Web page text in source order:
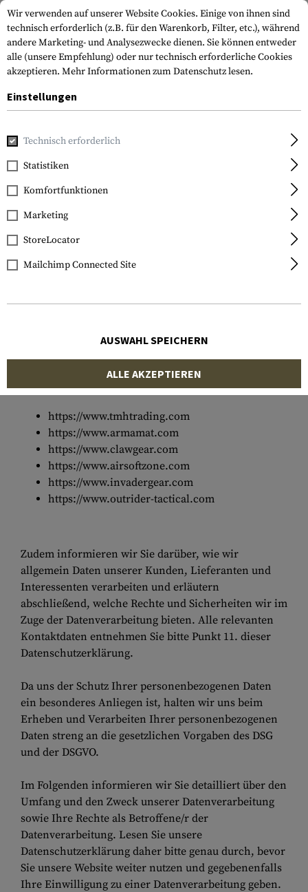
Home Armamat Datenschutz
Datenschutzerklärung
Diese Website wird betrieben von der TMH Trading
GmbH, Ennser Strasse 39, 4407 Steyr-Gleink,
dieser Datenschutzerklärung wird von uns als
beschrieben, welche Daten wir bei Ihrem Besuch auf
unseren Websites erheben und zu welchem Zweck
wir diese verarbeiten. Unsere Websites sind (inkl.
Abwandlungen in Top-Level-Domains je Land):
https://www.tmhtrading.com
https://www.armamat.com
https://www.clawgear.com
https://www.airsoftzone.com
https://www.invadergear.com
https://www.outrider-tactical.com
Zudem informieren wir Sie darüber, wie wir
allgemein Daten unserer Kunden, Lieferanten und
Interessenten verarbeiten und erläutern
abschließend, welche Rechte und Sicherheiten wir im
Zuge der Datenverarbeitung bieten. Alle relevanten
Kontaktdaten entnehmen Sie bitte Punkt 11. dieser
Datenschutzerklärung.
Da uns der Schutz Ihrer personenbezogenen Daten
ein besonderes Anliegen ist, halten wir uns beim
Erheben und Verarbeiten Ihrer personenbezogenen
Daten streng an die gesetzlichen Vorgaben des DSG
und der DSGVO.
Im Folgenden informieren wir Sie detailliert über den
Umfang und den Zweck unserer Datenverarbeitung
sowie Ihre Rechte als Betroffene/r der
Datenverarbeitung. Lesen Sie unsere
Datenschutzerklärung daher bitte genau durch, bevor
Sie unsere Website weiter nutzen und gegebenenfalls
Ihre Einwilligung zu einer Datenverarbeitung geben.
Wir verwenden auf unserer Website Cookies. Einige von ihnen sind
technisch erforderlich (z.B. für den Warenkorb, Filter, etc.), während
andere Marketing- und Analysezwecke dienen. Sie können entweder
alle (unsere Empfehlung) oder nur technisch erforderliche Cookies
akzeptieren. Mehr Informationen zum Datenschutz lesen.
Einstellungen
Technisch erforderlich
Statistiken
Komfortfunktionen
Marketing
StoreLocator
Mailchimp Connected Site
AUSWAHL SPEICHERN
ALLE AKZEPTIEREN